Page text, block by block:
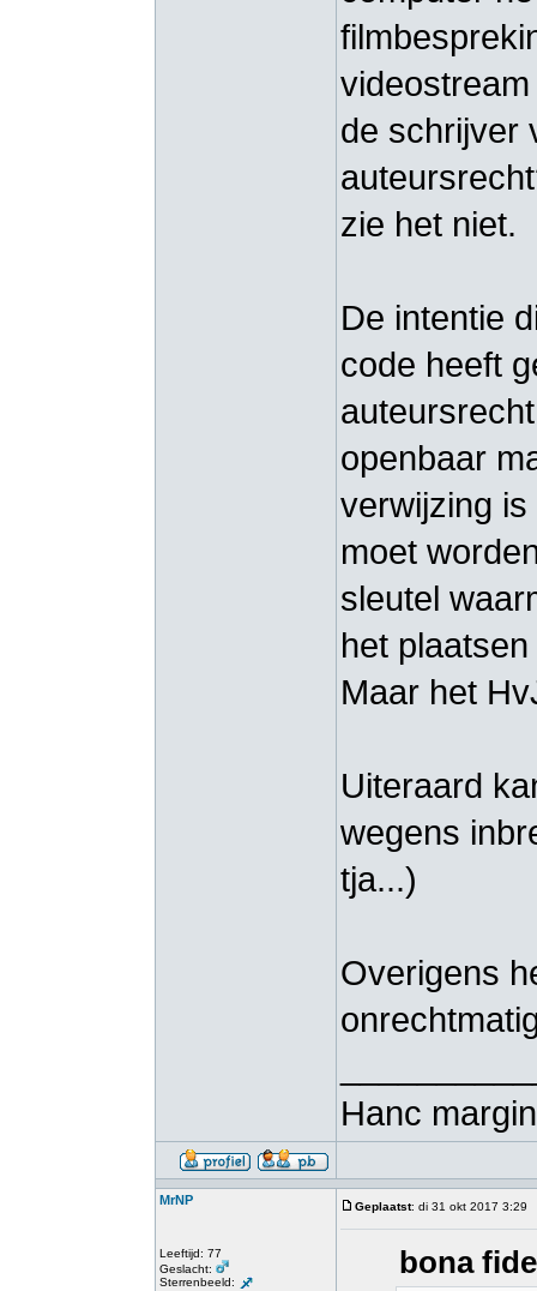
de schrijver
zie het niet.
De intentie
code heeft
openbaar
verwijzing
moet
sleutel
het
Maar het
Uiteraard
wegens
tja...)
Overigens
Hanc
MrNP
Leeftijd: 77
Geslacht:
Sterrenbeeld:
Geplaatst: di 31 okt 2017 3:29
bona